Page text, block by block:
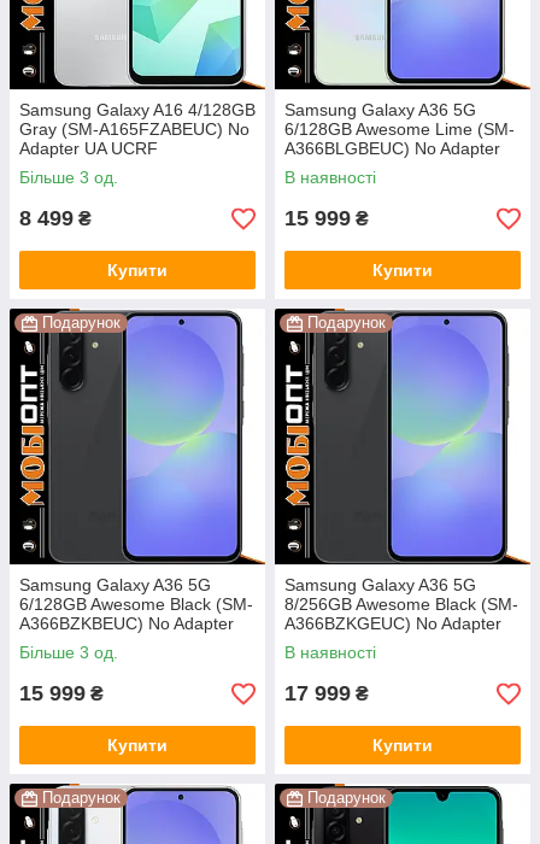
Samsung Galaxy A16 4/128GB
Gray (SM-A165FZABEUC) No
Adapter UA UCRF
Більше 3 од.
8 499 ₴
Купити
Samsung Galaxy A36 5G
6/128GB Awesome Lime (SM-
A366BLGBEUC) No Adapter
UA UCRF
В наявності
15 999 ₴
Купити
Подарунок
Samsung Galaxy A36 5G
6/128GB Awesome Black (SM-
A366BZKBEUC) No Adapter
UA UCRF
Більше 3 од.
15 999 ₴
Купити
Подарунок
Samsung Galaxy A36 5G
8/256GB Awesome Black (SM-
A366BZKGEUC) No Adapter
UA UCRF
В наявності
17 999 ₴
Купити
Подарунок Подарунок